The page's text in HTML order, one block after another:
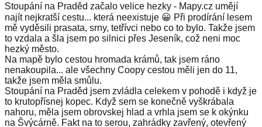
Stoupání na Praděd začalo velice hezky - Mapy.cz umějí
najít nejkratší cestu... která neexistuje 😀 Při prodírání lesem
mě vyděsili prasata, srny, tetřívci nebo co to bylo. Takže jsem
to vzdala a šla jsem po silnici přes Jeseník, což neni moc
hezký město.
Na mapě bylo cestou hromada krámů, tak jsem ráno
nenakoupila... ale všechny Coopy cestou měli jen do 11,
takže jsem měla smůlu.
Stoupání na Praděd jsem zvládla celekem v pohodě i když je
to krutopřísnej kopec. Když sem se konečně vyškrábala
nahoru, měla jsem obrovskej hlad a vrhla jsem se k okýnku
na Švýcárně. Fakt na to serou, zahrádky zavřený, otevřený